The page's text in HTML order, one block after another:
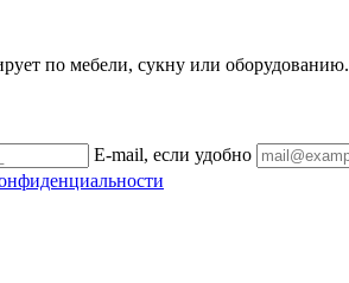
по мебели, сукну или оборудованию.
E-mail, если удобно